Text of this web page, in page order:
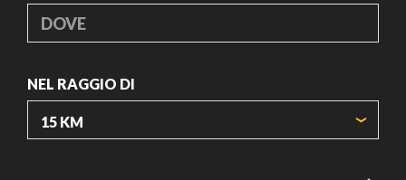
DOVE
NEL RAGGIO DI